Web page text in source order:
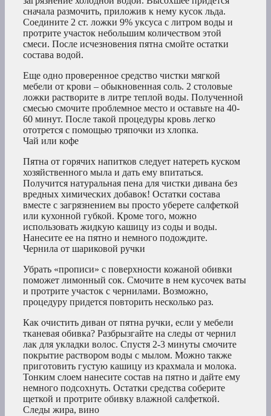
сначала размочить, приложив к нему кусок льда.
Соедините 2 ст. ложки 9% уксуса с литром воды и
протрите участок небольшим количеством этой
смеси. После исчезновения пятна смойте остатки
состава водой.
Еще одно проверенное средство чистки мягкой
мебели от крови – обыкновенная соль. 2 столовые
ложки растворите в литре теплой воды. Полученной
смесью смочите проблемное место и оставьте на 40-
60 минут. После такой процедуры кровь легко
ототрется с помощью тряпочки из хлопка.
Чай или кофе
Пятна от горячих напитков следует натереть куском
хозяйственного мыла и дать ему впитаться.
Получится натуральная пена для чистки дивана без
вредных химических добавок! Остатки состава
вместе с загрязнением вы просто уберете салфеткой
или кухонной губкой. Кроме того, можно
использовать жидкую кашицу из соды и воды.
Нанесите ее на пятно и немного подождите.
Чернила от шариковой ручки
Убрать «прописи» с поверхности кожаной обивки
поможет лимонный сок. Смочите в нем кусочек ваты
и протрите участок с чернилами. Возможно,
процедуру придется повторить несколько раз.
Как очистить диван от пятна ручки, если у мебели
тканевая обивка? Разбрызгайте на следы от чернил
лак для укладки волос. Спустя 2-3 минуты смочите
покрытие раствором воды с мылом. Можно также
приготовить густую кашицу из крахмала и молока.
Тонким слоем нанесите состав на пятно и дайте ему
немного подсохнуть. Остатки средства соберите
щеткой и протрите обивку влажной салфеткой.
Следы жира, вино